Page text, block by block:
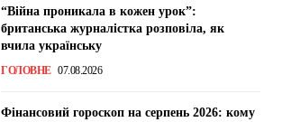
“Війна проникала в кожен урок”:
британська журналістка розповіла, як
вчила українську
ГОЛОВНЕ 07.08.2026
Фінансовий гороскоп на серпень 2026: кому